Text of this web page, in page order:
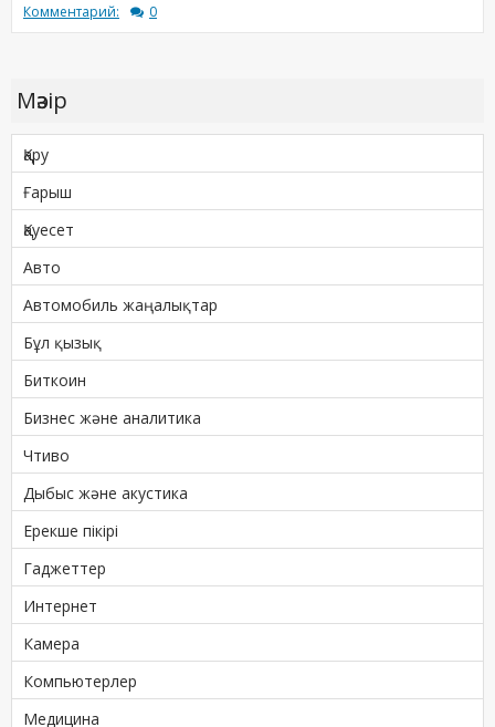
Комментарий:
0
Мәзір
Қару
Ғарыш
Қауесет
Авто
Автомобиль жаңалықтар
Бұл қызық
Биткоин
Бизнес және аналитика
Чтиво
Дыбыс және акустика
Ерекше пікірі
Гаджеттер
Интернет
Камера
Компьютерлер
Медицина